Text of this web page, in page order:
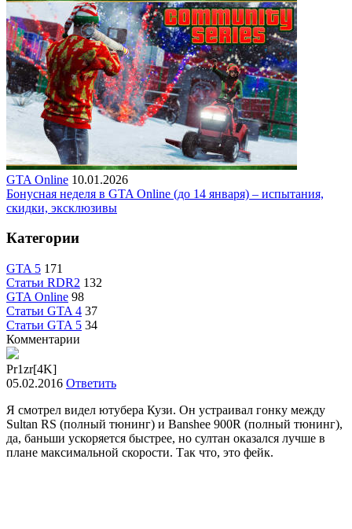
GTA Online 10.01.2026
Бонусная неделя в GTA Online (до 14 января) – испытания,
скидки, эксклюзивы
Категории
GTA 5 171
Статьи RDR2 132
GTA Online 98
Статьи GTA 4 37
Статьи GTA 5 34
Комментарии
Pr1zr[4K]
05.02.2016 Ответить
Я смотрел видел ютубера Кузи. Он устраивал гонку между
Sultan RS (полный тюнинг) и Banshee 900R (полный тюнинг),
да, баньши ускоряется быстрее, но султан оказался лучше в
плане максимальной скорости. Так что, это фейк.